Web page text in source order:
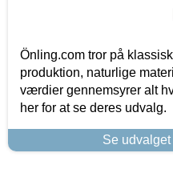
Önling.com tror på
produktion, naturlige
værdier gennemsyrer alt
her for at se deres udvalg.
Se